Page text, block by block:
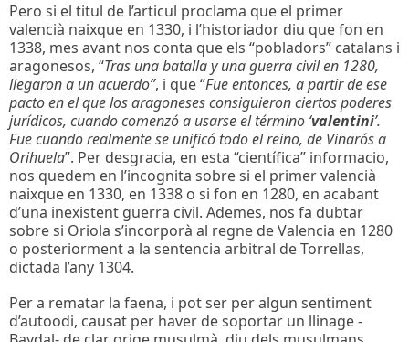
Pero si el titul de l’articul proclama que el primer
valencià naixque en 1330, i l’historiador diu que fon en
1338, mes avant nos conta que els “pobladors” catalans i
aragonesos, “Tras una batalla y una guerra civil en 1280,
llegaron a un acuerdo”, i que “Fue entonces, a partir de ese
pacto en el que los aragoneses consiguieron ciertos poderes
jurídicos, cuando comenzó a usarse el término ‘valentini’.
Fue cuando realmente se unificó todo el reino, de Vinarós a
Orihuela”. Per desgracia, en esta “científica” informacio,
nos quedem en l’incognita sobre si el primer valencià
naixque en 1330, en 1338 o si fon en 1280, en acabant
d’una inexistent guerra civil. Ademes, nos fa dubtar
sobre si Oriola s’incorporà al regne de Valencia en 1280
o posteriorment a la sentencia arbitral de Torrellas,
dictada l’any 1304.
Per a rematar la faena, i pot ser per algun sentiment
d’autoodi, causat per haver de soportar un llinage -